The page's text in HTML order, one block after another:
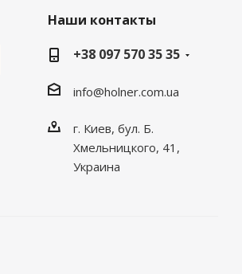
Наши контакты
+38 097 570 35 35
info@holner.com.ua
г. Киев, бул. Б.
Хмельницкого, 41,
Украина